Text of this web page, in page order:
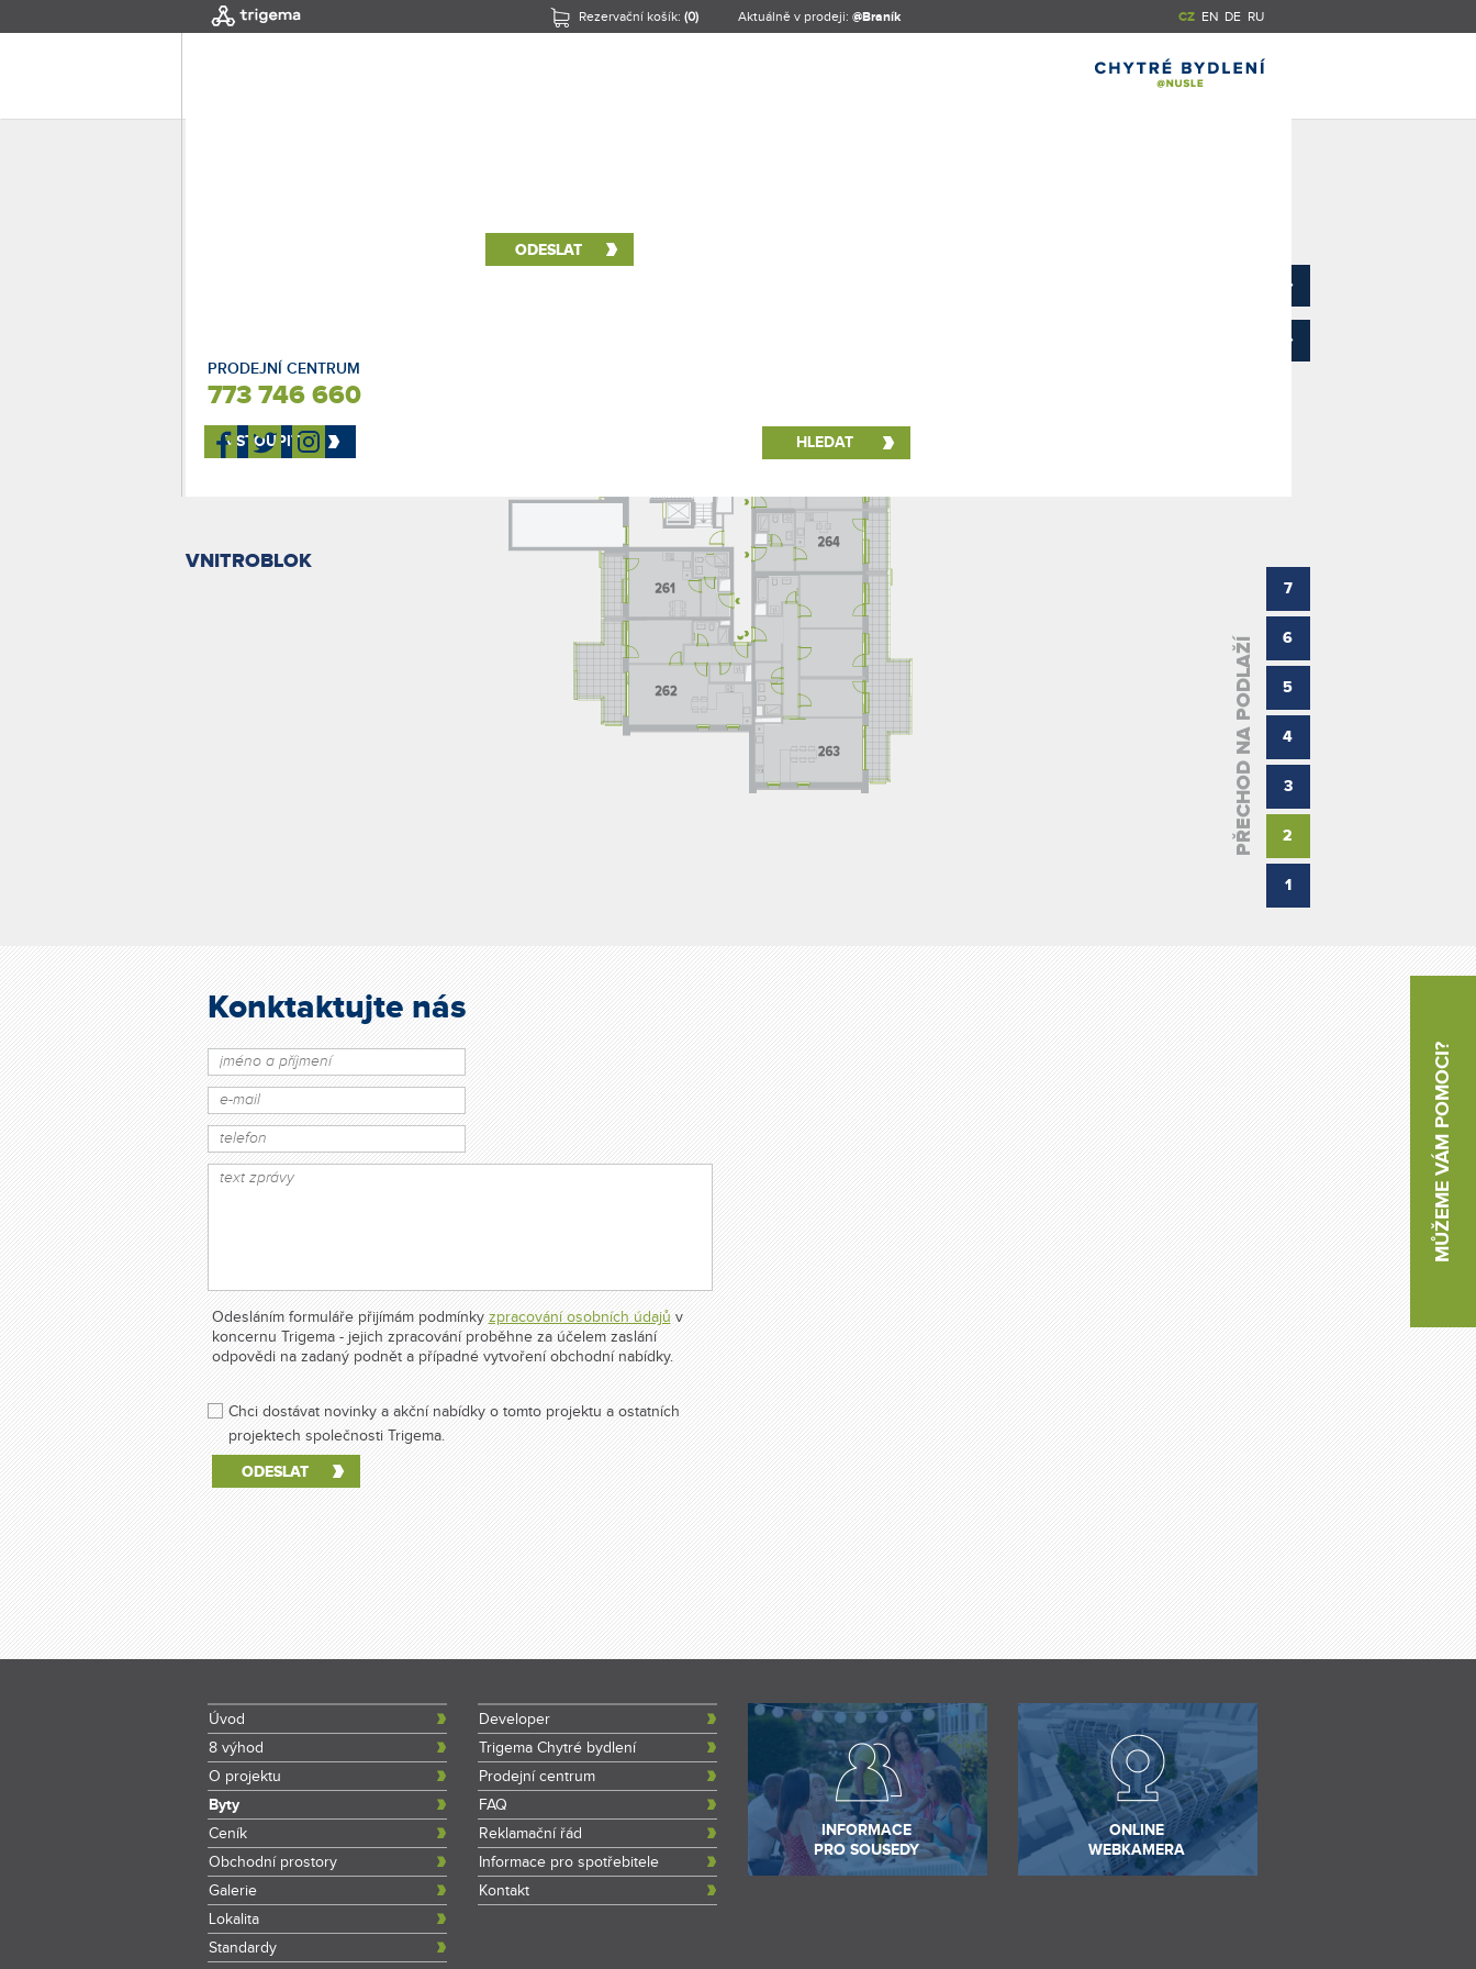
Aktuálně v prodeji: @Braník CZ EN DE RU
Rezervační košík: (0)
PRODEJNÍ CENTRUM
773 746 660
VSTOUPIT
VNITROBLOK
PŘECHOD NA PODLAŽÍ
7
6
5
4
3
2
1
Konktaktujte nás
Odesláním formuláře přijímám podmínky zpracování osobních údajů v
koncernu Trigema - jejich zpracování proběhne za účelem zaslání
odpovědi na zadaný podnět a případné vytvoření obchodní nabídky.
Chci dostávat novinky a akční nabídky o tomto projektu a ostatních
projektech společnosti Trigema.
MŮŽEME VÁM POMOCI?
Úvod
8 výhod
O projektu
Byty
Ceník
Obchodní prostory
Galerie
Lokalita
Standardy
Developer
Trigema Chytré bydlení
Prodejní centrum
FAQ
Reklamační řád
Informace pro spotřebitele
Kontakt
INFORMACE
PRO SOUSEDY
ONLINE
WEBKAMERA